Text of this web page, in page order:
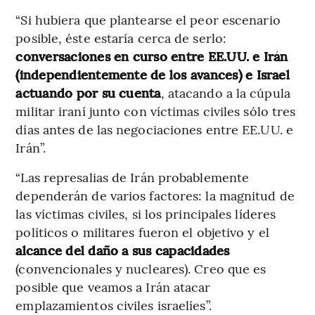
“Si hubiera que plantearse el peor escenario
posible, éste estaría cerca de serlo:
conversaciones en curso entre EE.UU. e Irán
(independientemente de los avances) e Israel
actuando por su cuenta, atacando a la cúpula
militar iraní junto con víctimas civiles sólo tres
días antes de las negociaciones entre EE.UU. e
Irán”.
“Las represalias de Irán probablemente
dependerán de varios factores: la magnitud de
las víctimas civiles, si los principales líderes
políticos o militares fueron el objetivo y el
alcance del daño a sus capacidades
(convencionales y nucleares). Creo que es
posible que veamos a Irán atacar
emplazamientos civiles israelíes”.